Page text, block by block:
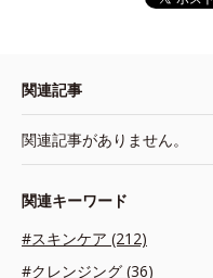
関連記事
関連記事がありません。
関連キーワード
#スキンケア (212)
#クレンジング (36)